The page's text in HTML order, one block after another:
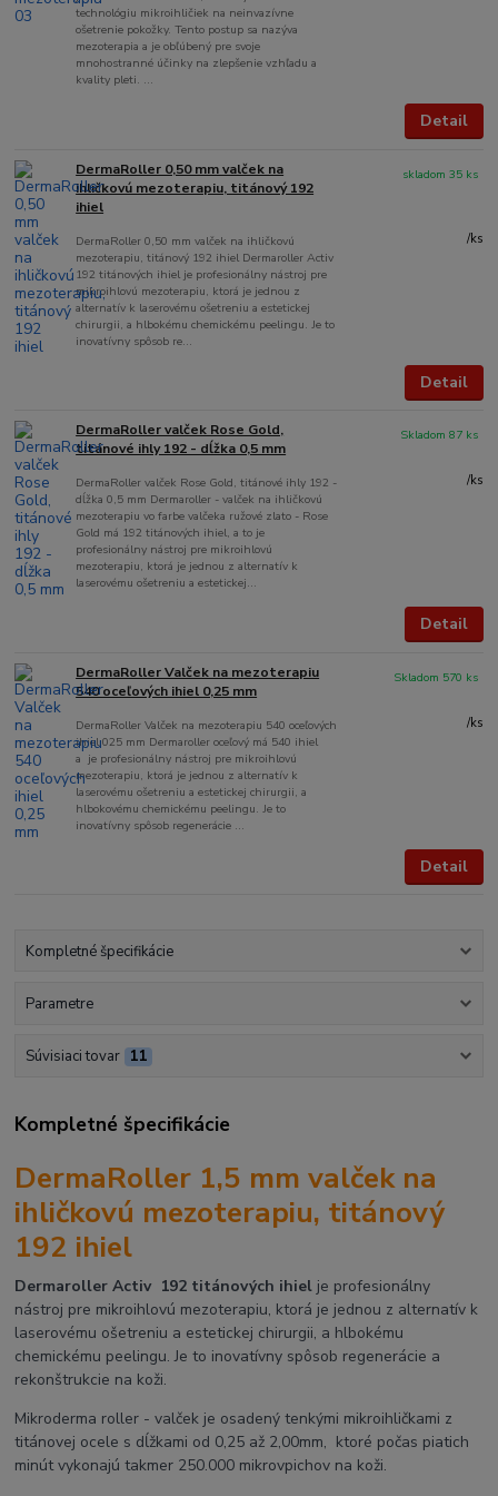
technológiu mikroihličiek na neinvazívne
ošetrenie pokožky. Tento postup sa nazýva
mezoterapia a je obľúbený pre svoje
mnohostranné účinky na zlepšenie vzhľadu a
kvality pleti. ...
Detail
DermaRoller 0,50 mm valček na
ihličkovú mezoterapiu, titánový 192
ihiel
DermaRoller 0,50 mm valček na ihličkovú
mezoterapiu, titánový 192 ihiel Dermaroller Activ
192 titánových ihiel je profesionálny nástroj pre
mikroihlovú mezoterapiu, ktorá je jednou z
alternatív k laserovému ošetreniu a estetickej
chirurgii, a hlbokému chemickému peelingu. Je to
inovatívny spôsob re...
/ks
skladom 35 ks
Detail
DermaRoller valček Rose Gold,
titánové ihly 192 - dĺžka 0,5 mm
DermaRoller valček Rose Gold, titánové ihly 192 -
dĺžka 0,5 mm Dermaroller - valček na ihličkovú
mezoterapiu vo farbe valčeka ružové zlato - Rose
Gold má 192 titánových ihiel, a to je
profesionálny nástroj pre mikroihlovú
mezoterapiu, ktorá je jednou z alternatív k
laserovému ošetreniu a estetickej...
/ks
Skladom 87 ks
Detail
DermaRoller Valček na mezoterapiu
540 oceľových ihiel 0,25 mm
DermaRoller Valček na mezoterapiu 540 oceľových
ihiel 025 mm Dermaroller oceľový má 540 ihiel
a je profesionálny nástroj pre mikroihlovú
mezoterapiu, ktorá je jednou z alternatív k
laserovému ošetreniu a estetickej chirurgii, a
hlbokovému chemickému peelingu. Je to
inovatívny spôsob regenerácie ...
/ks
Skladom 570 ks
Detail
Kompletné špecifikácie
Parametre
Súvisiaci tovar 11
Kompletné špecifikácie
DermaRoller 1,5 mm valček na
ihličkovú mezoterapiu, titánový
192 ihiel
Dermaroller Activ 192 titánových ihiel je profesionálny
nástroj pre mikroihlovú mezoterapiu, ktorá je jednou z alternatív k
laserovému ošetreniu a estetickej chirurgii, a hlbokému
chemickému peelingu. Je to inovatívny spôsob regenerácie a
rekonštrukcie na koži.
Mikroderma roller - valček je osadený tenkými mikroihličkami z
titánovej ocele s dĺžkami od 0,25 až 2,00mm, ktoré počas piatich
minút vykonajú takmer 250.000 mikrovpichov na koži.